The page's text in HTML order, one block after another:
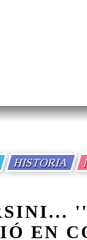
HISTORIA
EN